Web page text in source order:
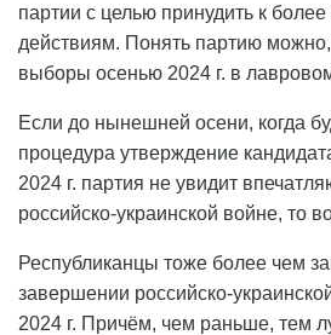
партии с целью принудить к
действиям. Понять партию можно,
выборы осенью 2024 г. в
Если до нынешней осени, когда
процедура утверждение
2024 г. партия не увидит
российско-украинской войне, то
Республиканцы тоже более чем
завершении российско-
2024 г. Причём, чем раньше, тем